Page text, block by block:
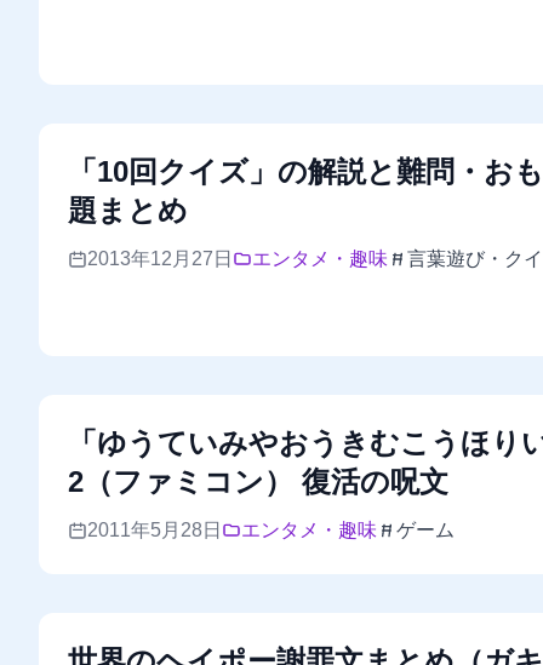
「10回クイズ」の解説と難問・お
題まとめ
2013年12月27日 エンタメ・趣味 言葉遊び・ク
「ゆうていみやおうきむこうほ
2（ファミコン） 復活の呪文
2011年5月28日 エンタメ・趣味 ゲーム